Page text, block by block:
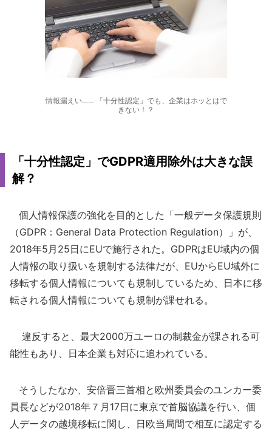
情報漏えい…… 「十分性認定」でも、企業はホッとはで
きない！？
「十分性認定」でGDPR適用除外は大きな誤
解？
個人情報保護の強化を目的とした「一般データ保護規則
（GDPR：General Data Protection Regulation）」が、
2018年5月25日にEUで施行された。GDPRはEU域内の個
人情報の取り扱いを規制する法律だが、EUからEU域外に
移転する個人情報についても規制しているため、日本に移
転される個人情報についても規制が課せれる。
違反すると、最大2000万ユーロの制裁金が課される可
能性もあり、日本企業も対応に追われている。
そうしたなか、安倍晋三首相と欧州委員会のユンカー委
員長などが2018年７月17日に東京で首脳協議を行い、個
人データの越境移転に関し、日欧当局間で相互に認定する